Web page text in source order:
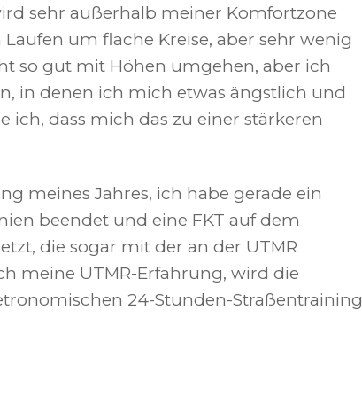
sehr außerhalb meiner Komfortzone
um flache Kreise, aber sehr wenig
so gut mit Höhen umgehen, aber ich
in denen ich mich etwas ängstlich und
dass mich das zu einer stärkeren
meines Jahres, ich habe gerade ein
beendet und eine FKT auf dem
die sogar mit der an der UTMR
meine UTMR-Erfahrung, wird die
24-Stunden-Straßentraining